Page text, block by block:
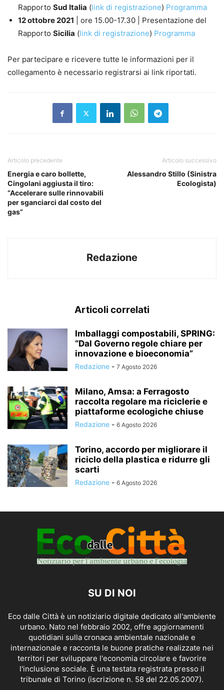
Rapporto Sud Italia (link di registrazione) Programma
12 ottobre 2021 | ore 15.00-17.30 | Presentazione del
Rapporto Sicilia (link di registrazione) Programma
Per partecipare e ricevere tutte le informazioni per il
collegamento è necessario registrarsi ai link riportati.
Articolo precedente
Energia e caro bollette,
Cingolani aggiusta il tiro:
“Accelerare sulle rinnovabili
per sganciarci dal costo del
gas”
Articolo successivo
Alessandro Stillo (Sinistra
Ecologista)
Redazione
Articoli correlati
Imballaggi compostabili, SPRING:
“Dal Governo regole chiare per
innovazione e bioeconomia”
Redazione - 7 Agosto 2026
Milano, Amsa: a Ferragosto
raccolta regolare ma riciclerie e
piattaforme ecologiche chiuse
Redazione - 6 Agosto 2026
Torino, accordo per migliorare il
riciclo della plastica e ridurre gli
scarti
Redazione - 6 Agosto 2026
SU DI NOI
Eco dalle Città è un notiziario digitale dedicato all'ambiente
urbano. Nato nel febbraio 2002, offre aggiornamenti
quotidiani sulla cronaca ambientale nazionale e
internazionale e racconta le buone pratiche realizzate nei
territori per sviluppare l'economia circolare e favorire
l'inclusione sociale. È una testata registrata presso il
tribunale di Torino (iscrizione n. 58 del 22.05.2007).